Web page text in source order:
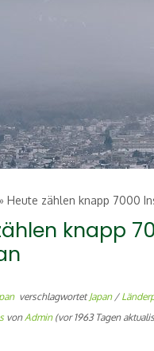
» Heute zählen knapp 7000
knapp
verschlagwortetJapan /
von Admin(vor 1963 Tagen